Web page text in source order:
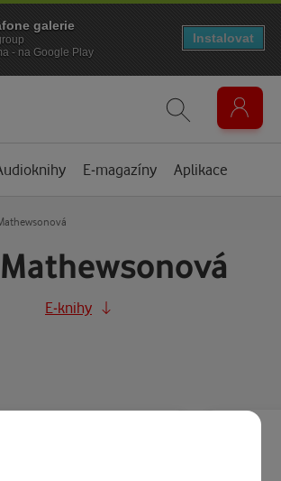
E-magazíny Aplikace
Mathewsonová
E-knihy
galerie
- na Google Play
Instalovat